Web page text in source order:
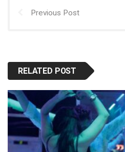
Previous Post
RELATED POST